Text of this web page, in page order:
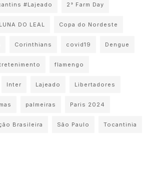
#Lajeado 2° Farm Day
DO LEAL Copa do Nordeste
Corinthians covid19 Dengue
flamengo
Inter Lajeado Libertadores
palmeiras Paris 2024
Brasileira São Paulo Tocantinia